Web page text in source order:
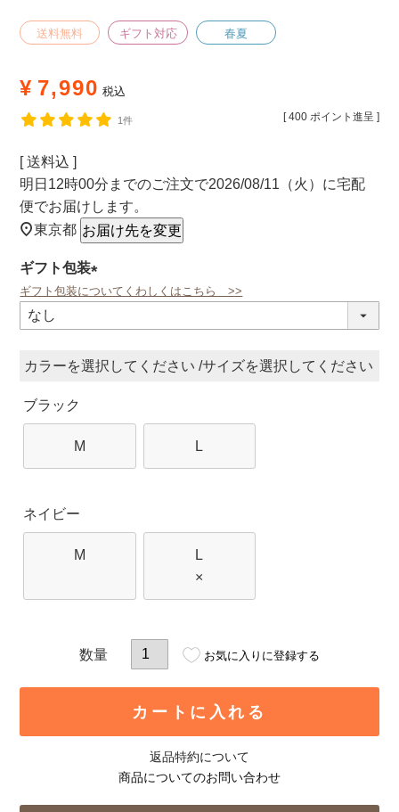
送料無料 ギフト対応 春夏
¥ 7,990 税込
[ 400 ポイント進呈 ]
1件
送料込
明日 12時00分 までのご注文で2026/08/11（火） に宅配
便でお届けします。
東京都 お届け先を変更
ギフト包装
(必
ギフト包装についてくわしくはこちら >>
カラー サイズ
ブラック
M L
ネイビー
M
L
×
お気に入りに登録する
カートに入れる
返品特約について
商品についてのお問い合わせ